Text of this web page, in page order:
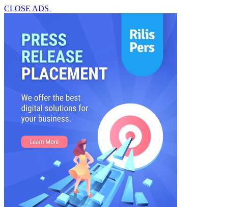
CLOSE ADS